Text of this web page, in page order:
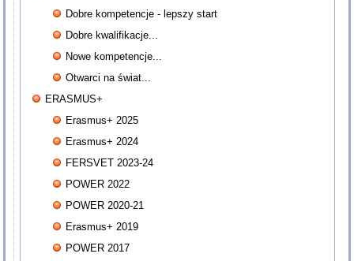
Dobre kompetencje - lepszy start
Dobre kwalifikacje...
Nowe kompetencje...
Otwarci na świat...
ERASMUS+
Erasmus+ 2025
Erasmus+ 2024
FERSVET 2023-24
POWER 2022
POWER 2020-21
Erasmus+ 2019
POWER 2017